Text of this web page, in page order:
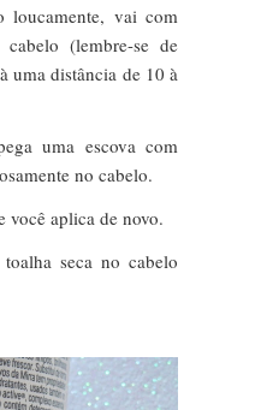
loucamente, vai com
(lembre-se de
uma distância de 10 à
uma escova com
no cabelo.
você aplica de novo.
seca no cabelo